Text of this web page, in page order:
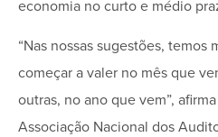
economia no curto e médio
“Nas nossas sugestões, temos
começar a valer no mês que
outras, no ano que vem”,
Associação Nacional dos